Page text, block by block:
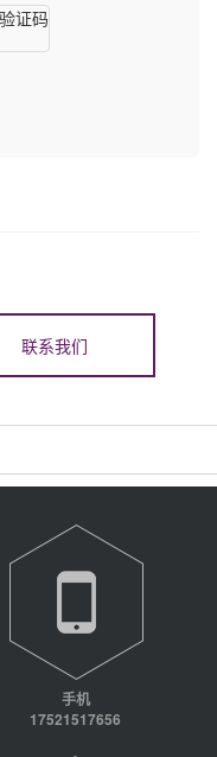
联系我们
手机
17521517656